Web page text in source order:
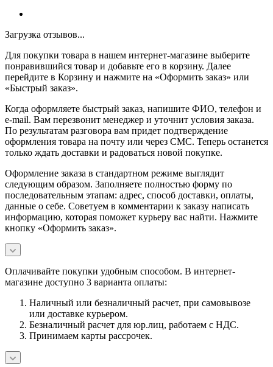
Загрузка отзывов...
Для покупки товара в нашем интернет-магазине выберите
понравившийся товар и добавьте его в корзину. Далее
перейдите в Корзину и нажмите на «Оформить заказ» или
«Быстрый заказ».
Когда оформляете быстрый заказ, напишите ФИО, телефон и
e-mail. Вам перезвонит менеджер и уточнит условия заказа.
По результатам разговора вам придет подтверждение
оформления товара на почту или через СМС. Теперь останется
только ждать доставки и радоваться новой покупке.
Оформление заказа в стандартном режиме выглядит
следующим образом. Заполняете полностью форму по
последовательным этапам: адрес, способ доставки, оплаты,
данные о себе. Советуем в комментарии к заказу написать
информацию, которая поможет курьеру вас найти. Нажмите
кнопку «Оформить заказ».
Оплачивайте покупки удобным способом. В интернет-
магазине доступно 3 варианта оплаты:
Наличный или безналичный расчет, при самовывозе
или доставке курьером.
Безналичный расчет для юр.лиц, работаем с НДС.
Принимаем карты рассрочек.